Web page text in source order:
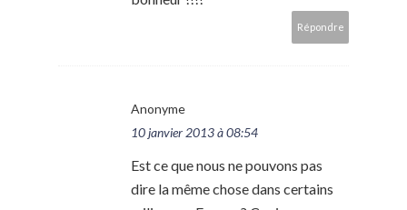
Répondre
Anonyme
10 janvier 2013 à 08:54
Est ce que nous ne pouvons pas
dire la même chose dans certains